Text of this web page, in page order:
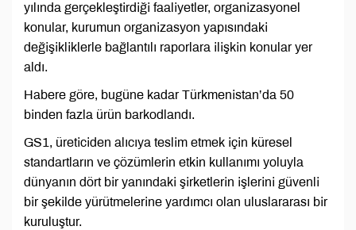
yılında gerçekleştirdiği faaliyetler, organizasyonel
konular, kurumun organizasyon yapısındaki
değişikliklerle bağlantılı raporlara ilişkin konular yer
aldı.
Habere göre, bugüne kadar Türkmenistan’da 50
binden fazla ürün barkodlandı.
GS1, üreticiden alıcıya teslim etmek için küresel
standartların ve çözümlerin etkin kullanımı yoluyla
dünyanın dört bir yanındaki şirketlerin işlerini güvenli
bir şekilde yürütmelerine yardımcı olan uluslararası bir
kuruluştur.